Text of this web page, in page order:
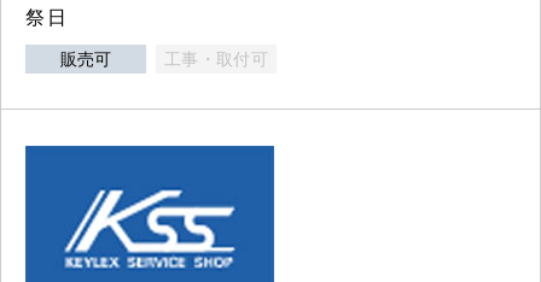
祭日
販売可 工事・取付可